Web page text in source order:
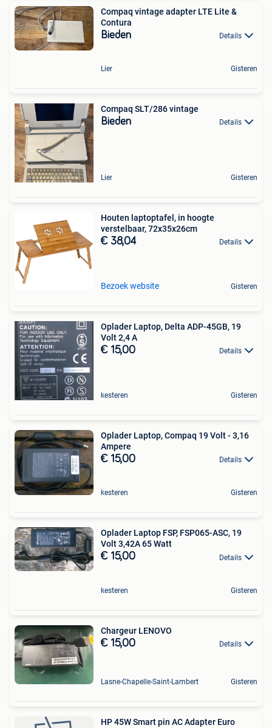
Compaq vintage adapter LTE Lite &
Contura
Bieden Details
Lier Gisteren
Compaq SLT/286 vintage
Bieden Details
Lier Gisteren
Houten laptoptafel, in hoogte
verstelbaar, 72x35x26cm
€ 38,04 Details
Bezoek website Gisteren
Oplader Laptop, Delta ADP-45GB, 19
Volt 2,4 A
€ 15,00 Details
kesteren Gisteren
Oplader Laptop, Compaq 19 Volt - 3,16
Ampere
€ 15,00 Details
kesteren Gisteren
Oplader Laptop FSP, FSP065-ASC, 19
Volt 3,42A 65 Watt
€ 15,00 Details
kesteren Gisteren
Chargeur LENOVO
€ 15,00 Details
Lasne-Chapelle-Saint-Lambert Gisteren
HP 45W Smart pin AC Adapter Euro